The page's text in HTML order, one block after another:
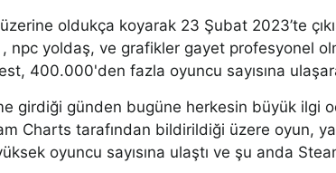
üzerine oldukça koyarak 23 Şubat 2023’te
npc yoldaş, ve grafikler gayet profesyonel
400.000'den fazla oyuncu sayısına
girdiği günden bugüne herkesin büyük ilgi
Charts tarafından bildirildiği üzere oyun,
oyuncu sayısına ulaştı ve şu anda